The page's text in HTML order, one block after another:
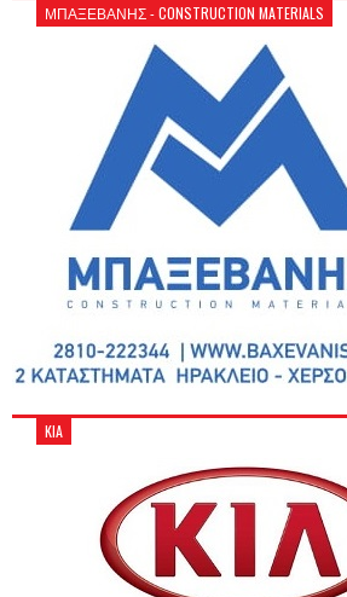
ΜΠΑΞΕΒΑΝΗΣ - CONSTRUCTION MATERIALS
KIA